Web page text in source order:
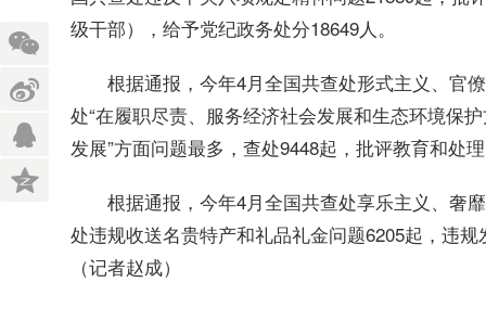
级干部），给予党纪政务处分18649人。
根据通报，今年4月全国共查处形式主义、官僚
处“在履职尽责、服务经济社会发展和生态环境保
发展”方面问题最多，查处9448起，批评教育和处
根据通报，今年4月全国共查处享乐主义、奢靡
处违规收送名贵特产和礼品礼金问题6205起，违
（记者赵成）